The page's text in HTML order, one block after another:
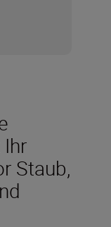
Staub,